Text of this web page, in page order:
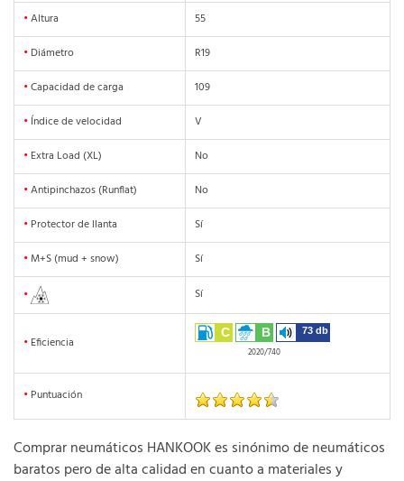
•Altura
55
• Diámetro
R19
•Capacidad de carga
109
• Índice de velocidad
V
• Extra Load (XL)
No
•Antipinchazos (Runflat)
No
• Protector de llanta
Sí
• M+S (mud + snow) Sí
• Sí
• Eficiencia
C B 73 db
2020/740
• Puntuación
Comprar neumáticos HANKOOK es sinónimo de neumáticos
baratos pero de alta calidad en cuanto a materiales y